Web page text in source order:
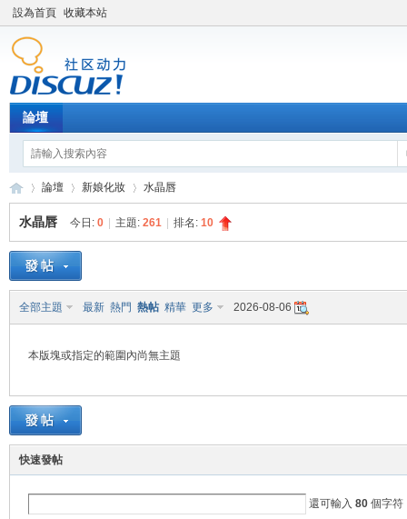
設為首頁 收藏本站
論壇
竹
»
論壇
›
新娘化妝 水晶唇
水晶唇 今日: 0 主題: 261 排名: 10
全部主題 最新 熱門 熱帖 精華 更多 2026-08-06
本版塊或指定的範圍內尚無主題
快速發帖
還可輸入 80個字符